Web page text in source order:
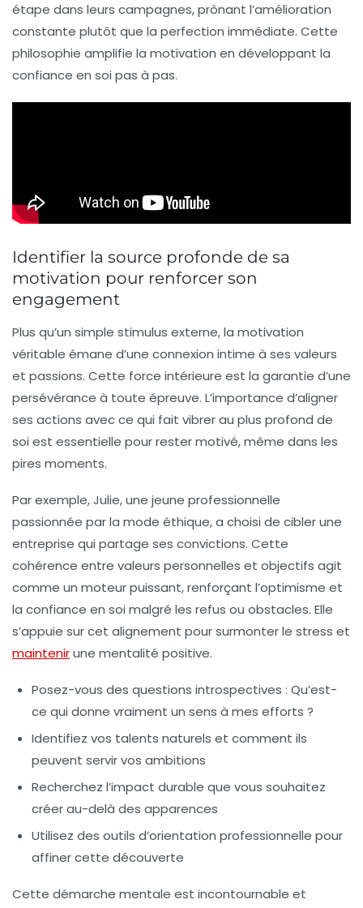
étape dans leurs campagnes, prônant l’amélioration
constante plutôt que la perfection immédiate. Cette
philosophie amplifie la motivation en développant la
confiance en soi pas à pas.
Identifier la source profonde de sa
motivation pour renforcer son
engagement
Plus qu’un simple stimulus externe, la motivation
véritable émane d’une connexion intime à ses valeurs
et passions. Cette force intérieure est la garantie d’une
persévérance à toute épreuve. L’importance d’aligner
ses actions avec ce qui fait vibrer au plus profond de
soi est essentielle pour rester motivé, même dans les
pires moments.
Par exemple, Julie, une jeune professionnelle
passionnée par la mode éthique, a choisi de cibler une
entreprise qui partage ses convictions. Cette
cohérence entre valeurs personnelles et objectifs agit
comme un moteur puissant, renforçant l’optimisme et
la confiance en soi malgré les refus ou obstacles. Elle
s’appuie sur cet alignement pour surmonter le stress et
maintenirune mentalité positive.
Posez-vous des questions introspectives : Qu’est-
ce qui donne vraiment un sens à mes efforts ?
Identifiez vos talents naturels et comment ils
peuvent servir vos ambitions
Recherchez l’impact durable que vous souhaitez
créer au-delà des apparences
Utilisez des outils d’orientation professionnelle pour
affiner cette découverte
Cette démarche mentale est incontournable et